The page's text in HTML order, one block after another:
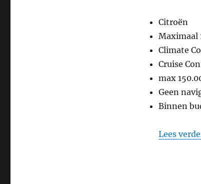
Citroën
Maximaal
Climate
Cruise
max
Geen
Binnen
Lees